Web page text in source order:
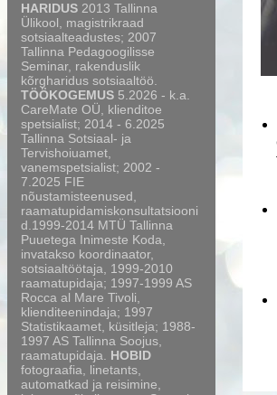
HARIDUS 2013 Tallinna
Ülikool, magistrikraad
sotsiaalteadustes; 2007
Tallinna Pedagoogilisse
Seminar, rakenduslik
kõrgharidus sotsiaaltöö.
TÖÖKOGEMUS 5.2026 - k.a.
CareMate OÜ, klienditoe
spetsialist; 2014 - 6.2025
Tallinna Sotsiaal- ja
Tervishoiuamet,
vanemspetsialist; 2002 -
7.2025 FIE
nõustamisteenused,
raamatupidamiskonsultatsiooni
d.1999-2014 MTÜ Tallinna
Puuetega Inimeste Koda,
invatakso koordinaator,
sotsiaaltöötaja, 1999-2010
raamatupidaja; 1997-1999 AS
Rocca al Mare Tivoli,
klienditeenindaja; 1997
Statistikaamet, küsitleja; 1988-
1997 AS Tallinna Soojus,
raamatupidaja. HOBID
fotograafia, linetants,
automatkad ja reisimine,